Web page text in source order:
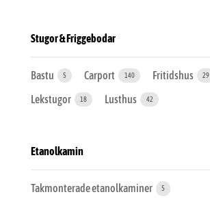
Stugor & Friggebodar
Bastu 5 Carport 140 Fritidshus 29
Lekstugor 18 Lusthus 42
Etanolkamin
Takmonterade etanolkaminer 5